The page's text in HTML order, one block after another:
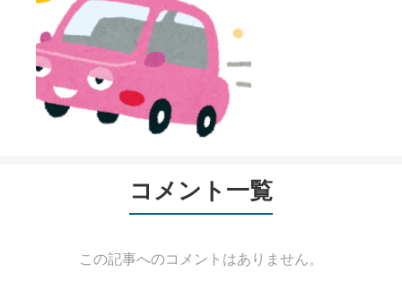
コメント一覧
この記事へのコメントはありません。